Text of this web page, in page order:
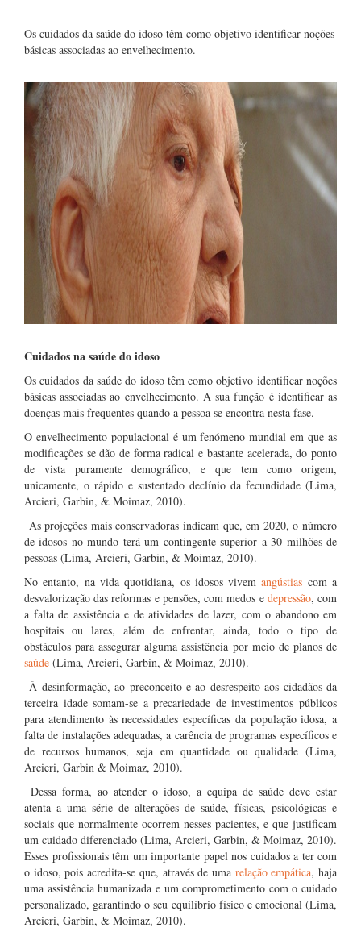
Os cuidados da saúde do idoso têm como objetivo identificar noções
básicas associadas ao envelhecimento.
Cuidados na saúde do idoso
Os cuidados da saúde do idoso têm como objetivo identificar noções
básicas associadas ao envelhecimento. A sua função é identificar as
doenças mais frequentes quando a pessoa se encontra nesta fase.
O envelhecimento populacional é um fenómeno mundial em que as
modificações se dão de forma radical e bastante acelerada, do ponto
de vista puramente demográfico, e que tem como origem,
unicamente, o rápido e sustentado declínio da fecundidade (Lima,
Arcieri, Garbin, & Moimaz, 2010).
As projeções mais conservadoras indicam que, em 2020, o número
de idosos no mundo terá um contingente superior a 30 milhões de
pessoas (Lima, Arcieri, Garbin, & Moimaz, 2010).
No entanto, na vida quotidiana, os idosos vivemangústias com a
desvalorização das reformas e pensões, com medos e depressão, com
a falta de assistência e de atividades de lazer, com o abandono em
hospitais ou lares, além de enfrentar, ainda, todo o tipo de
obstáculos para assegurar alguma assistência por meio de planos de
saúde (Lima, Arcieri, Garbin, & Moimaz, 2010).
À desinformação, ao preconceito e ao desrespeito aos cidadãos da
terceira idade somam-se a precariedade de investimentos públicos
para atendimento às necessidades específicas da população idosa, a
falta de instalações adequadas, a carência de programas específicos e
de recursos humanos, seja em quantidade ou qualidade (Lima,
Arcieri, Garbin & Moimaz, 2010).
Dessa forma, ao atender o idoso, a equipa de saúde deve estar
atenta a uma série de alterações de saúde, físicas, psicológicas e
sociais que normalmente ocorrem nesses pacientes, e que justificam
um cuidado diferenciado (Lima, Arcieri, Garbin, & Moimaz, 2010).
Esses profissionais têm um importante papel nos cuidados a ter com
o idoso, pois acredita-se que, através de uma relação empática, haja
uma assistência humanizada e um comprometimento com o cuidado
personalizado, garantindo o seu equilíbrio físico e emocional (Lima,
Arcieri, Garbin, & Moimaz, 2010).